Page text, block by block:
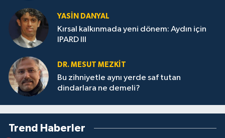
YASIN DANYAL
Kırsal kalkınmada yeni dönem: Aydın için
IPARD III
DR. MESUT MEZKIT
Bu zihniyetle aynı yerde saf tutan
dindarlara ne demeli?
Trend Haberler